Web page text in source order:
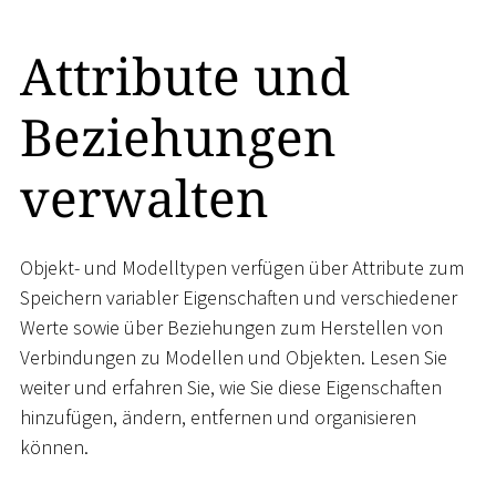
Attribute und
Beziehungen
verwalten
Objekt- und Modelltypen verfügen über Attribute zum
Speichern variabler Eigenschaften und verschiedener
Werte sowie über Beziehungen zum Herstellen von
Verbindungen zu Modellen und Objekten. Lesen Sie
weiter und erfahren Sie, wie Sie diese Eigenschaften
hinzufügen, ändern, entfernen und organisieren
können.